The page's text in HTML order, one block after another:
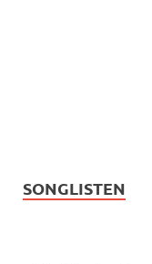
SONGLISTEN